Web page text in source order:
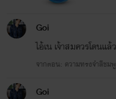
Goi
ไอ้เน เจ้าสมควรโดนแ
จากตอน: ความทรงจำสีชม
Goi